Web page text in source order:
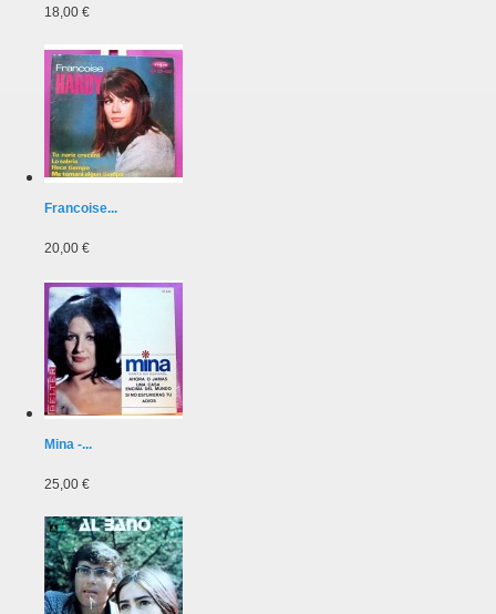
18,00 €
Francoise...
20,00 €
Mina -...
25,00 €